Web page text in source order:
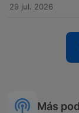
29 jul. 2026
Más